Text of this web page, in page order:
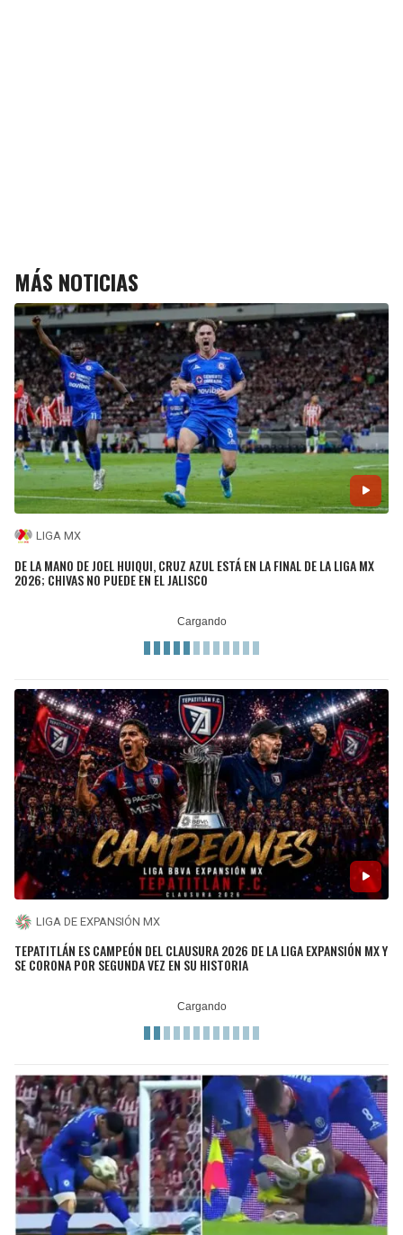
MÁS NOTICIAS
LIGA MX
DE LA MANO DE JOEL HUIQUI, CRUZ AZUL ESTÁ EN LA FINAL DE LA LIGA MX
2026; CHIVAS NO PUEDE EN EL JALISCO
LIGA DE EXPANSIÓN MX
TEPATITLÁN ES CAMPEÓN DEL CLAUSURA 2026 DE LA LIGA EXPANSIÓN MX Y
SE CORONA POR SEGUNDA VEZ EN SU HISTORIA